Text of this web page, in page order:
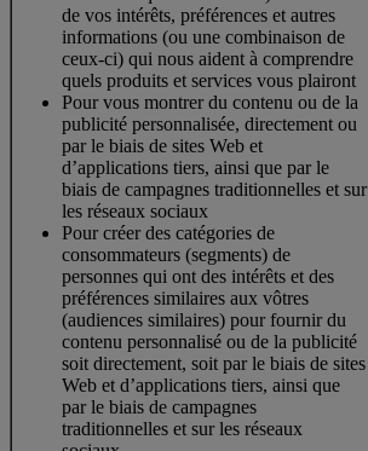
de vos intérêts, préférences et autres
informations (ou une combinaison de
ceux-ci) qui nous aident à comprendre
quels produits et services vous plairont
Pour vous montrer du contenu ou de la
publicité personnalisée, directement ou
par le biais de sites Web et
d’applications tiers, ainsi que par le
biais de campagnes traditionnelles et sur
les réseaux sociaux
Pour créer des catégories de
consommateurs (segments) de
personnes qui ont des intérêts et des
préférences similaires aux vôtres
(audiences similaires) pour fournir du
contenu personnalisé ou de la publicité
soit directement, soit par le biais de sites
Web et d’applications tiers, ainsi que
par le biais de campagnes
traditionnelles et sur les réseaux